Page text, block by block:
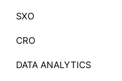
SXO
CRO
DATA ANALYTICS